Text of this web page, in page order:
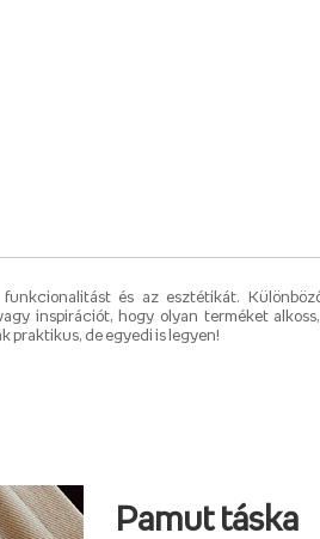
és az esztétikát.
inspirációt, hogy olyan terméket
praktikus, de egyedi is legyen!
Pamut táska